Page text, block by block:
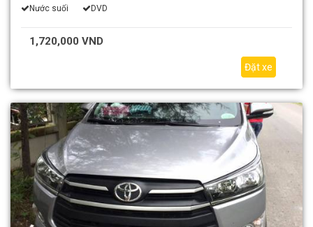
Nước suối DVD
1,720,000 VND
Đặt xe